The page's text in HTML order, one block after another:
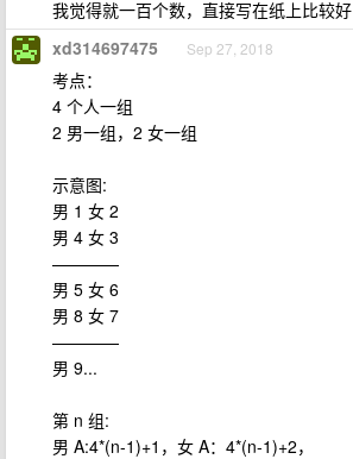
我觉得就一百个数，直接写在纸上比较好
xd314697475 Sep 27, 2018
考点：
4 个人一组
2 男一组，2 女一组
示意图:
男 1 女 2
男 4 女 3
————
男 5 女 6
男 8 女 7
————
男 9...
第 n 组:
男 A:4*(n-1)+1，女 A：4*(n-1)+2，